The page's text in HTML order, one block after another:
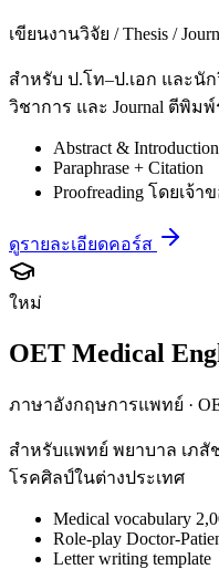
เขียนงานวิจัย / Thesis /
สำหรับ ป.โท–ป.เอก และนั
วิชาการ และ Journal ตีพิมพ์
Abstract & Introduction
Paraphrase + Citation
Proofreading โดยเจ้า
ดูรายละเอียดคอร์ส
ใหม่
OET Medical
ภาษาอังกฤษการแพทย์ ·
สำหรับแพทย์ พยาบาล เภสั
โรคศิลป์ในต่างประเทศ
Medical vocabulary
Role-play Doctor-
Letter writing template